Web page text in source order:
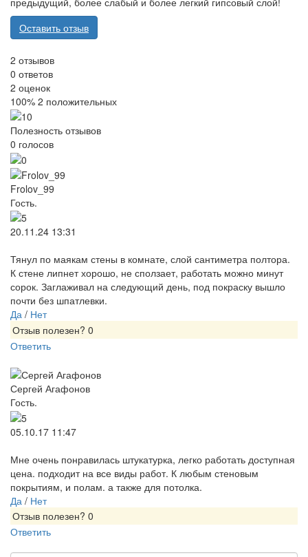
Оставить отзыв
2 отзывов
0 ответов
2 оценок
100% 2 положительных
Полезность отзывов
0 голосов
Frolov_99
Гость.
20.11.24 13:31
Тянул по маякам стены в комнате, слой сантиметра полтора.
К стене липнет хорошо, не сползает, работать можно минут
сорок. Заглаживал на следующий день, под покраску вышло
почти без шпатлевки.
Да / Нет
Отзыв полезен? 0
Ответить
Сергей Агафонов
Гость.
05.10.17 11:47
Мне очень понравилась штукатурка, легко работать доступная
цена. подходит на все виды работ. К любым стеновым
покрытиям, и полам. а также для потолка.
Да / Нет
Отзыв полезен? 0
Ответить